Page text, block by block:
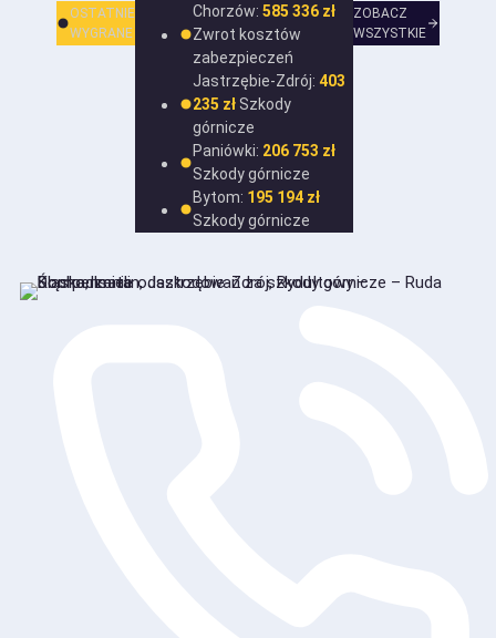
OSTATNIE
WYGRANE
Chorzów:585 336 zł
Zwrot kosztów
zabezpieczeń
Jastrzębie-Zdrój:403
235 zł Szkody
górnicze
Paniówki: 206 753 zł
Szkody górnicze
Bytom: 195 194 zł
Szkody górnicze
ZOBACZ
WSZYSTKIE